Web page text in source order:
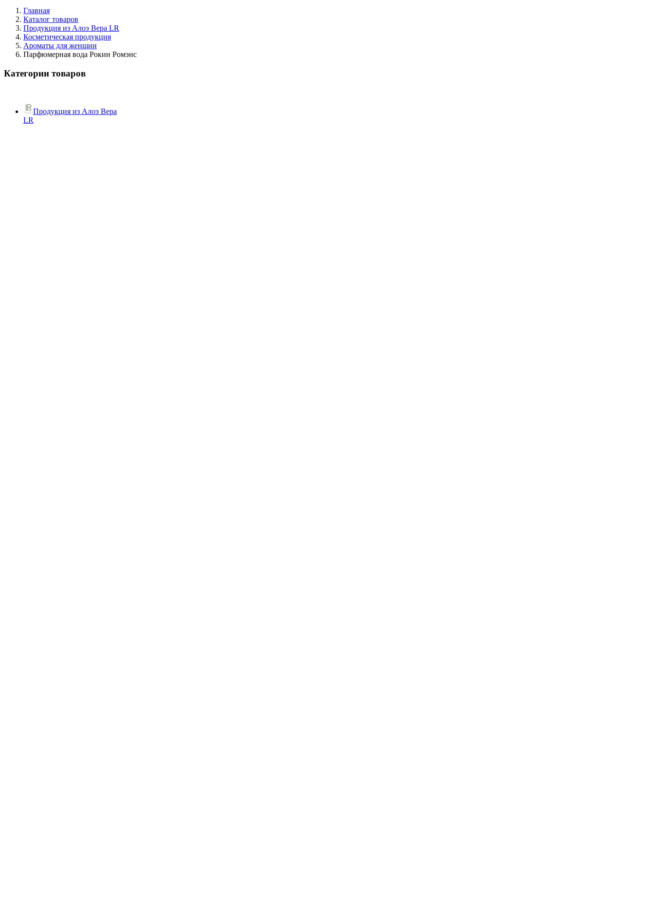
Главная
Каталог товаров
Продукция из Алоэ Вера LR
Косметическая продукция
Ароматы для женщин
Парфюмерная вода Рокин Ромэнс
Категории товаров
Продукция из Алоэ Вера
LR